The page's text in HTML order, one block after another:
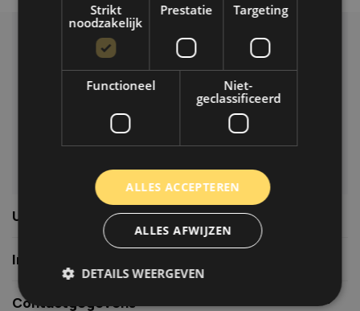
Klantenservice
Veelgestelde vragen
06-39119169
info@autoklusser.nl
Usefull links
Informatie
Contactgegevens
Strikt
noodzakelijk
Prestatie Targeting
Functioneel
Niet-
geclassificeerd
ALLES ACCEPTEREN
ALLES AFWIJZEN
DETAILS WEERGEVEN